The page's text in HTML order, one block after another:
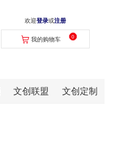
欢迎登录或注册
我的购物车 0
文创联盟 文创定制